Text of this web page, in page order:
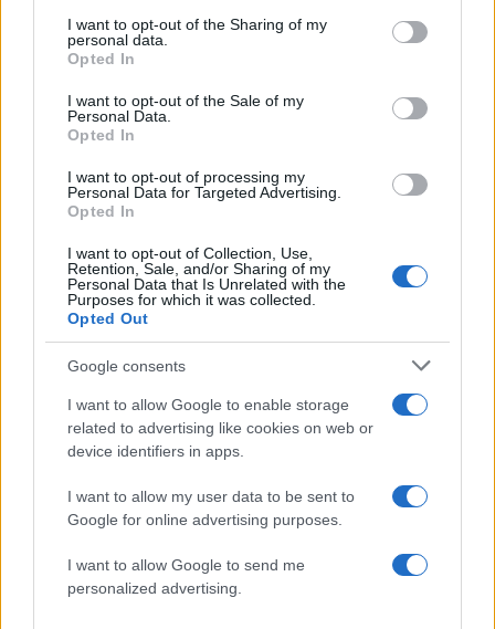
not limited to your visit or usage behaviour. You may click to
grant or deny consent to Google and its third-party tags to
use your data for below specified purposes in below Google
consent section.
I want to opt-out of the Sharing of my
personal data.
Opted In
I want to opt-out of the Sale of my
Personal Data.
Opted In
I want to opt-out of processing my
Personal Data for Targeted Advertising.
Opted In
I want to opt-out of Collection, Use,
Retention, Sale, and/or Sharing of my
Personal Data that Is Unrelated with the
Purposes for which it was collected.
Opted Out
Google consents
I want to allow Google to enable storage
related to advertising like cookies on web or
device identifiers in apps.
I want to allow my user data to be sent to
Google for online advertising purposes.
I want to allow Google to send me
personalized advertising.
Συγκίνηση στο τελευταίο αντίο στον Λάκη
Χαλκιά: Με την «Φάμπρικα», λαούτο και
κλαρίνα αποχαιρέτησαν την εμβληματική
φωνή της μεταπολίτευσης
Ο Κώστας Σαμαράς δημοσίευσε μία παιδική
φωτογραφία για την επέτειο θανάτου της
αδελφής του, Λένας
Δολοφονία Βρετανίδας στην Κυψέλη: Οι
δύο καταθέσεις «κλειδί» της συζύγου του
26χρονου Αφγανού – Το στίγμα του
απειλητικά μηνύματα
«Αφιέρωσε τη ζωή της στο να βοηθά
ανθρώπους που είχαν ανάγκη» - Η πρώτη
δήλωση της οικογένειας της 38χρονης
Λίζα που βρέθηκε νεκρή στην Κυψέλη
γιορτή του Άκη Παυλόπουλου: «Δεκαπέντε
χρόνια μου διδάσκει υπομονή και αγάπη»
Πιο σχολιασμένα
για την ηλεκτρική διασύνδεση Ελλάδας –
Κύπρου: «Ισχυρή ψήφος εμπιστοσύνης» η
είσοδος της Meridiam στην GSI